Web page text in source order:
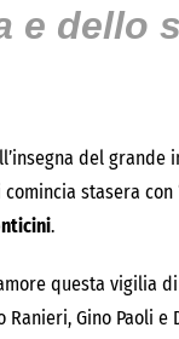
e dello
del
stasera con
.
questa vigilia
Gino Paoli e